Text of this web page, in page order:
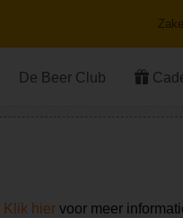
De Beer Club
Klik hier voor meer